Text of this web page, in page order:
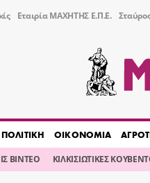
Εταιρία ΜΑΧΗΤΗΣ Ε.Π.Ε.
ΠΟΛΙΤΙΚΗ ΟΙΚΟΝΟΜΙΑ
ΒΙΝΤΕΟ ΚΙΛΚΙΣΙΩΤΙΚΕΣ